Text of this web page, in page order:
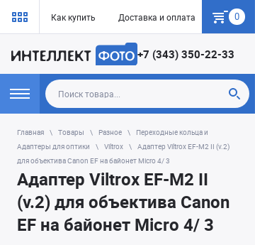
Как купить Доставка и оплата Гарантия
0
+7 (343) 350-22-33
Главная Товары Разное
Переходные кольца и
Адаптеры для оптики
Viltrox
Адаптер Viltrox EF-M2 II (v.2)
для объектива Canon EF на байонет Micro 4/ 3
Адаптер Viltrox EF-M2 II
(v.2) для объектива Canon
EF на байонет Micro 4/ 3